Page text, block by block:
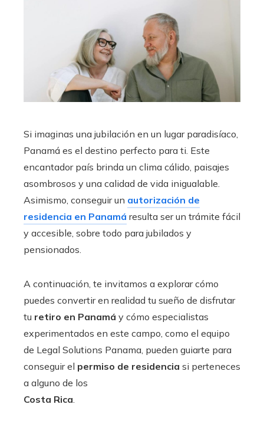
Si imaginas una jubilación en un lugar paradisíaco,
Panamá es el destino perfecto para ti. Este
encantador país brinda un clima cálido, paisajes
asombrosos y una calidad de vida inigualable.
Asimismo, conseguir un autorización de
residencia en Panamá resulta ser un trámite fácil
y accesible, sobre todo para jubilados y
pensionados.
A continuación, te invitamos a explorar cómo
puedes convertir en realidad tu sueño de disfrutar
tu retiro en Panamá y cómo especialistas
experimentados en este campo, como el equipo
de Legal Solutions Panama, pueden guiarte para
conseguir el permiso de residencia si perteneces
a alguno de los
Costa Rica.